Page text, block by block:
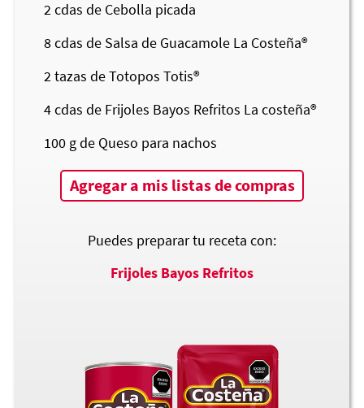
2cdas de Cebolla picada
8cdas de Salsa de Guacamole La Costeña®
2tazas de Totopos Totis®
4cdas de Frijoles Bayos Refritos La costeña®
100 g de Queso para nachos
Agregar a mis listas de compras
Puedes preparar tu receta con:
Frijoles Bayos Refritos